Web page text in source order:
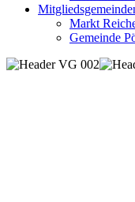
Markt
Gemeinde